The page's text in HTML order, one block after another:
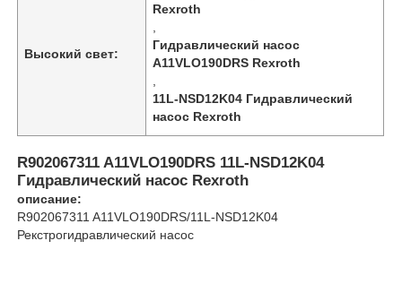
Экскурсия по заводу
Контроль качества
Новости
Случаи
Высокий свет:
Rexroth
Гидравлический насос
A11VLO190DRS Rexroth
11L-NSD12K04 Гидравлический
насос Rexroth
R902067311 A11VLO190DRS 11L-NSD12K04
Гидравлический насос Rexroth
описание:
R902067311 A11VLO190DRS/11L-NSD12K04
Рекстрогидравлический насос